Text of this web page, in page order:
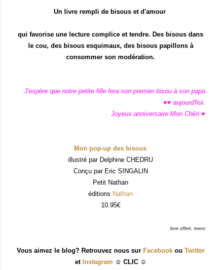
Un livre rempli de bisous et d'amour
qui favorise une lecture complice et tendre. Des bisous dans
le cou, des bisous esquimaux, des bisous papillons à
consommer son modération.
J'espère que notre petite fille fera son premier bisou à son papa
♥♥ aujourd'hui.
Joyeux anniversaire Mon Chéri ♥
Mon pop-up des bisous
illustré par Delphine CHEDRU
Conçu par Eric SINGALIN
Petit Nathan
éditions Nathan
10.95€
livre offert, merci
Vous aimez le blog? Retrouvez nous sur Facebookou Twitter
et Instagram ☺ CLIC ☺